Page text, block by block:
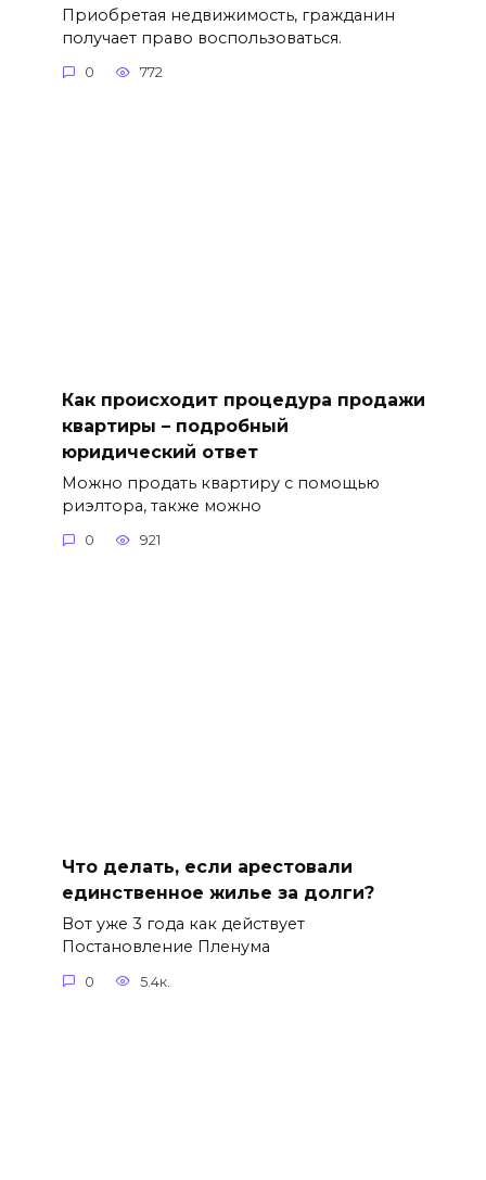
Приобретая недвижимость, гражданин
получает право воспользоваться.
0 772
Как происходит процедура продажи
квартиры – подробный
юридический ответ
Можно продать квартиру с помощью
риэлтора, также можно
0 921
Что делать, если арестовали
единственное жилье за долги?
Вот уже 3 года как действует
Постановление Пленума
0 5.4к.